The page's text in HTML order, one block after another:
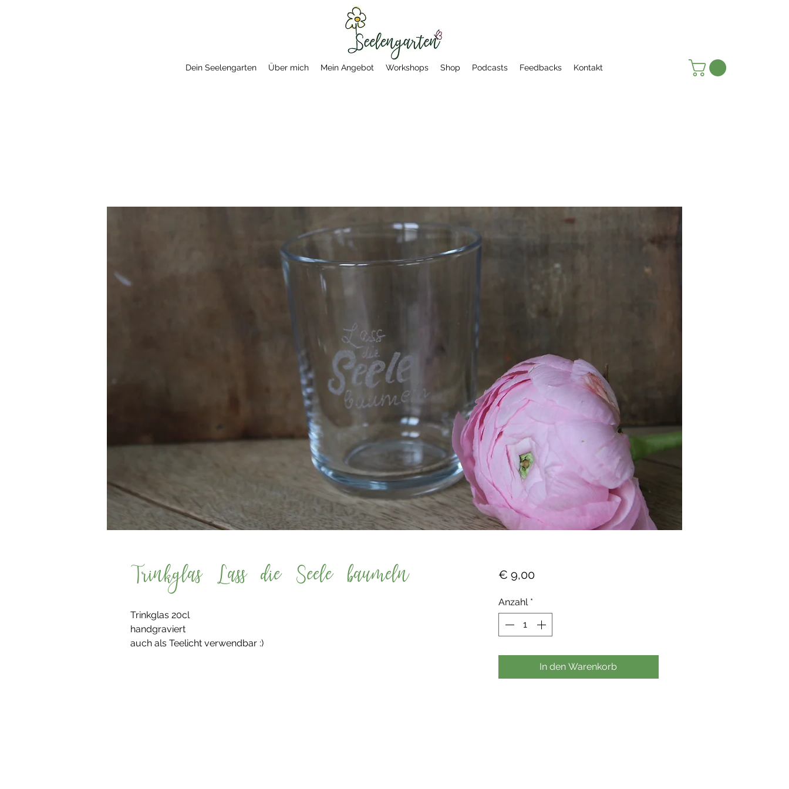
Dein Seelengarten Über mich Mein Angebot Workshops Shop Podcasts Feedbacks Kontakt
Trinkglas Lass die Seele baumeln
Trinkglas 20cl
handgraviert
auch als Teelicht verwendbar :)
€ 9,00Preis
Anzahl *
In den Warenkorb